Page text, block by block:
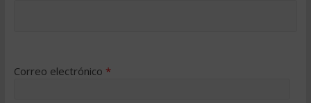
Correo electrónico *